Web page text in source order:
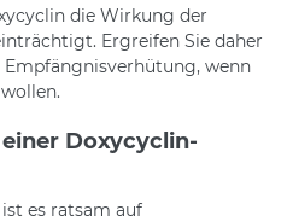
die Wirkung der
Ergreifen Sie daher
wenn
Doxycyclin-
es ratsam auf